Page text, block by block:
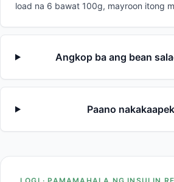
load na 6 bawat 100g, mayroon itong
Angkop ba ang bean
Paano